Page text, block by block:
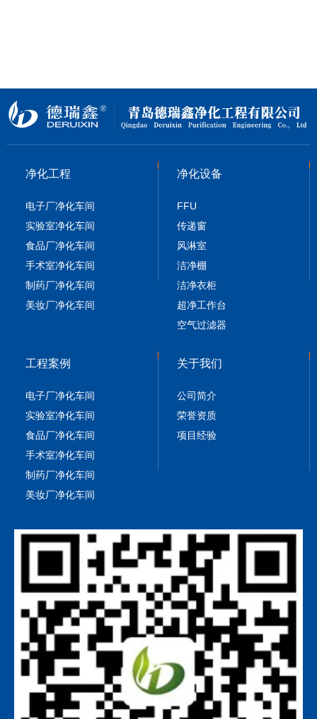
净化工程
电子厂净化车间
实验室净化车间
食品厂净化车间
手术室净化车间
制药厂净化车间
美妆厂净化车间
净化设备
FFU
传递窗
风淋室
洁净棚
洁净衣柜
超净工作台
空气过滤器
工程案例
电子厂净化车间
实验室净化车间
食品厂净化车间
手术室净化车间
制药厂净化车间
美妆厂净化车间
关于我们
公司简介
荣誉资质
项目经验